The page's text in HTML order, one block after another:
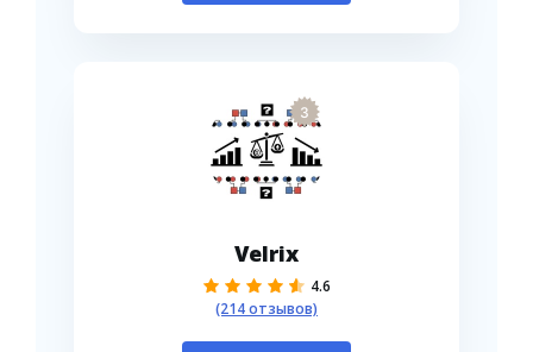
3
Velrix
4.6
(214 отзывов)